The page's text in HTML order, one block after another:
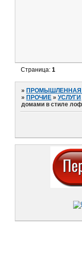
Страница:1
»ПРОМЫШЛЕННАЯ
»ПРОЧИЕ »УСЛУГИ
домами в стиле